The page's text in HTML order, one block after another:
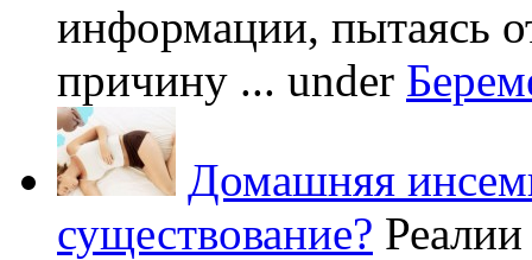
информации, пытаясь
причину ... under
Домашняя
существование?